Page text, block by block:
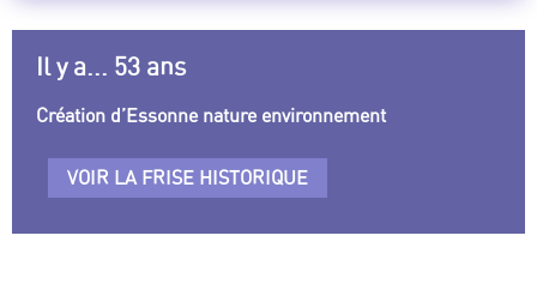
Il y a... 53 ans
Création d’Essonne nature environnement
VOIR LA FRISE HISTORIQUE